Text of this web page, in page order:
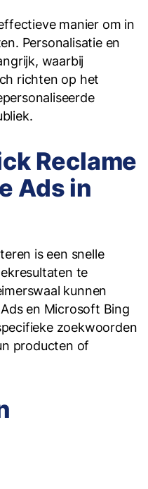
manier om in
Personalisatie en
waarbij
richten op het
Reclame
Ads in
is een snelle
te
kunnen
en Microsoft Bing
zoekwoorden
producten of